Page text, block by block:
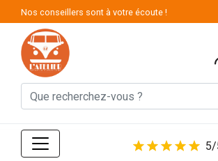
Nos conseillers sont à votre écoute !
5/